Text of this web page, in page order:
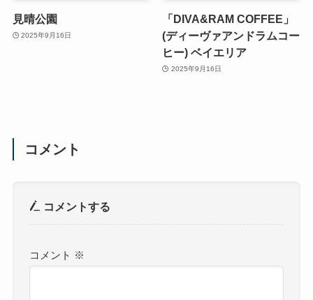
見晴公園
2025年9月16日
「DIVA&RAM COFFEE」
(ディーヴァアンドラムコー
ヒー) ベイエリア
2025年9月16日
コメント
コメントする
コメント ※